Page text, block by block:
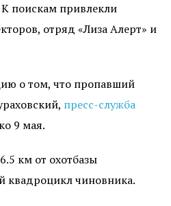
поискам привлекли
отряд «Лиза Алерт» и
о том, что пропавший
пресс-служба
9 мая.
км от охотбазы
квадроцикл чиновника.